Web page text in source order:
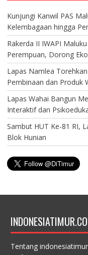
Kunjungi Kanwil PAS
Kelembagaan hingga
Rakerda II IWAPI
Perempuan, Dorong
Lapas Namlea
Pembinaan dan Produk
Lapas Wahai Bangun
Interaktif dan
Sambut HUT Ke-81 RI,
Blok Hunian
INDONESIATIMUR.CO
Tentang